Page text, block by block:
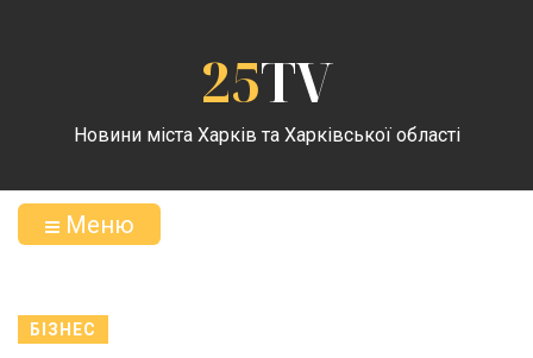
25TV
Новини міста Харків та Харківської області
Меню
БІЗНЕС